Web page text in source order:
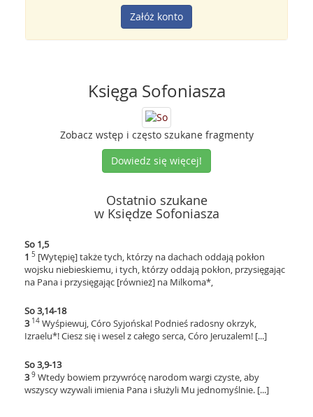
Załóż konto
Księga Sofoniasza
Zobacz wstęp i często szukane fragmenty
Dowiedz się więcej!
Ostatnio szukane
w Księdze Sofoniasza
So 1,5
1 5 [Wytępię] także tych, którzy na dachach oddają pokłon
wojsku niebieskiemu, i tych, którzy oddają pokłon, przysięgając
na Pana i przysięgając [również] na Milkoma*,
So 3,14-18
3 14 Wyśpiewuj, Córo Syjońska! Podnieś radosny okrzyk,
Izraelu*! Ciesz się i wesel z całego serca, Córo Jeruzalem! [...]
So 3,9-13
3 9 Wtedy bowiem przywrócę narodom wargi czyste, aby
wszyscy wzywali imienia Pana i służyli Mu jednomyślnie. [...]